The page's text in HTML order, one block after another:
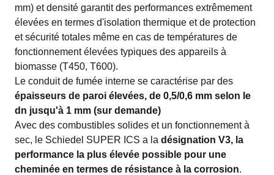
mm) et densité garantit des performances extrêmement
élevées en termes d'isolation thermique et de protection
et sécurité totales même en cas de températures de
fonctionnement élevées typiques des appareils à
biomasse (T450, T600).
Le conduit de fumée interne se caractérise par des
épaisseurs de paroi élevées, de 0,5/0,6 mm selon le
dn jusqu'à 1 mm (sur demande)
Avec des combustibles solides et un fonctionnement à
sec, le Schiedel SUPER ICS a la désignation V3, la
performance la plus élevée possible pour une
cheminée en termes de résistance à la corrosion.